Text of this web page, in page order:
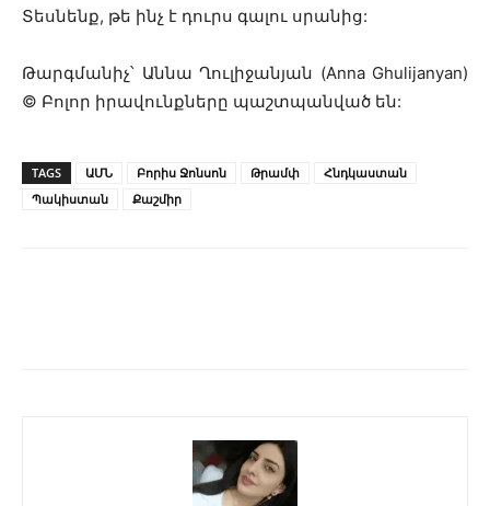
Տեսնենք, թե ինչ է դուրս գալու սրանից:
Թարգմանիչ՝ Աննա Ղուլիջանյան (Anna Ghulijanyan)
© Բոլոր իրավունքները պաշտպանված են:
TAGS ԱՄՆ Բորիս Ջոնսոն Թրամփ
Հնդկաստան
Պակիստան
Քաշմիր